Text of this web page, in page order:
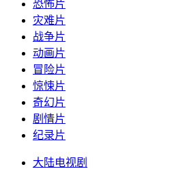
恐怖片
灾难片
战争片
动画片
冒险片
惊悚片
奇幻片
剧情片
纪录片
大陆电视剧